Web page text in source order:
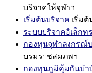
บริจาคให้จุฬาฯ
เริ่มต้นบริจาค เริ่มต้
ระบบบริจาคอิเล็กท
กองทุนจุฬาลงกรณ์
บรมราชสมภพฯ
กองทุนภูมิคุ้มกันบำ